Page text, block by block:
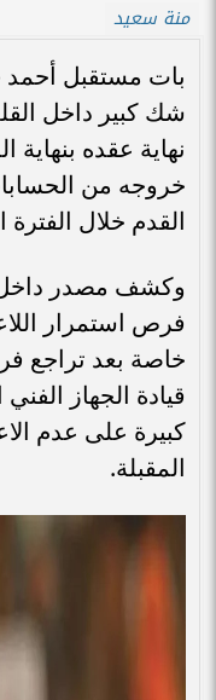
منة سعيد
بات مستقبل
شك كبير داخل
نهاية عقده
خروجه من
القدم خلال الفترة
وكشف مصدر داخل
فرص استمرار
خاصة بعد تراجع
قيادة الجهاز
كبيرة على عدم
المقبلة.